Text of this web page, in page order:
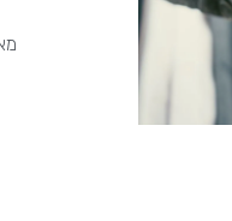
מאי